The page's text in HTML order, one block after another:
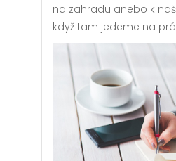
na zahradu anebo k
když tam jedeme na